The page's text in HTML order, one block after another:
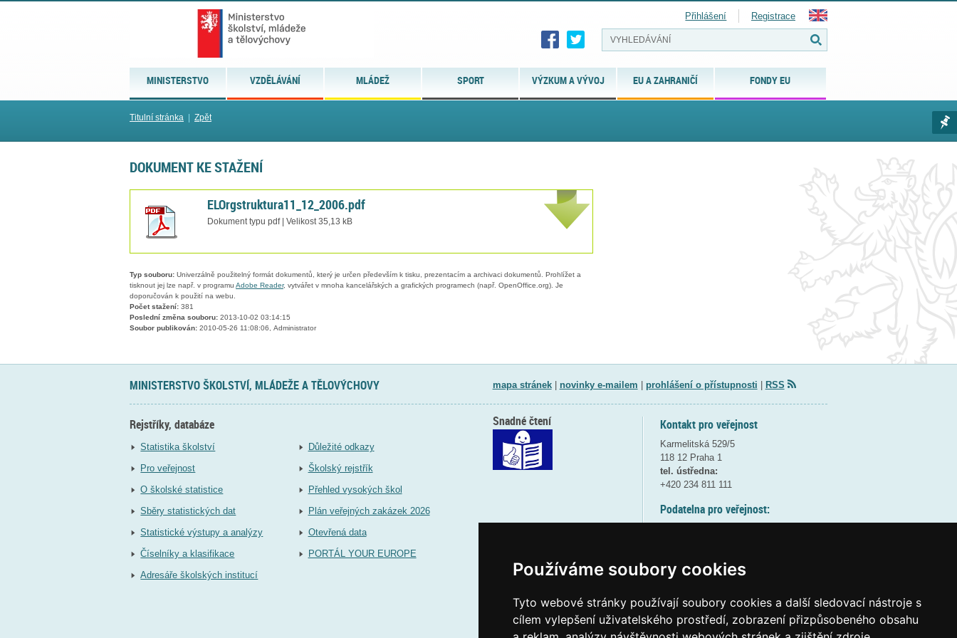
Používáme soubory cookies
Tyto webové stránky používají soubory cookies a další sledovací nástroje s
cílem vylepšení uživatelského prostředí, zobrazení přizpůsobeného obsahu
MINISTERSTVO VZDĚLÁVÁNÍ MLÁDEŽ SPORT VÝZKUM A VÝVOJ EU A ZAHRANIČÍ FONDY EU
Přihlášení Registrace
Titulní stránka Zpět
DOKUMENT KE STAŽENÍ
ELOrgstruktura11_12_2006.pdf
Dokument typu pdf | Velikost 35,13 kB
Typ souboru: Univerzálně použitelný formát dokumentů, který je určen především k tisku, prezentacím a archivaci dokumentů. Prohlížet a
tisknout jej lze např. v programu Adobe Reader, vytvářet v mnoha kancelářských a grafických programech (např. OpenOffice.org). Je
doporučován k použití na webu.
Počet stažení: 381
Poslední změna souboru: 2013-10-02 03:14:15
Soubor publikován: 2010-05-26 11:08:06, Administrator
MINISTERSTVO ŠKOLSTVÍ, MLÁDEŽE A TĚLOVÝCHOVY mapa stránek| novinky e-mailem prohlášení o přístupnosti RSS
Rejstříky, databáze
Statistika školství
Pro veřejnost
O školské statistice
Sběry statistických dat
Statistické výstupy a analýzy
Číselníky a klasifikace
Adresáře školských institucí
Důležité odkazy
Školský rejstřík
Přehled vysokých škol
Plán veřejných zakázek 2026
Otevřená data
PORTÁL YOUR EUROPE
Kontakt pro veřejnost
Karmelitská 529/5
118 12 Praha 1
tel. ústředna:
+420 234 811 111
Podatelna pro veřejnost:
(více informací
Elektronická podatelna:
Snadné čtení